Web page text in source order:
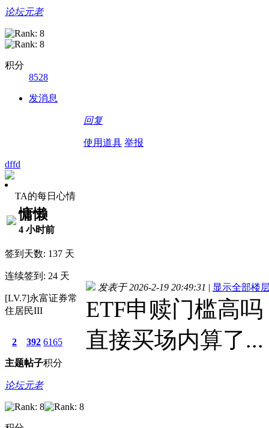
论坛元老
积分
8528
发消息
回复
使用道具 举报
dffd
TA的每日心情
慵懒
4 小时前
签到天数: 137 天
连续签到: 24 天
[LV.7]永富证券常
住居民III
2
主题
392
帖子
6165
积分
论坛元老
发表于 2026-2-19 20:49:31 | 显示全部楼
ETF申赎门槛高
直接买场内算了...